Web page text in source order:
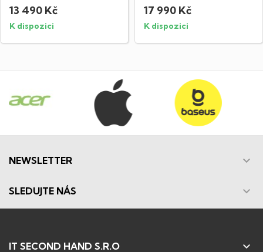
13 490 Kč
K dispozici
17 990 Kč
K dispozici
NEWSLETTER 
SLEDUJTE NÁS 
IT SECOND HAND S.R.O 